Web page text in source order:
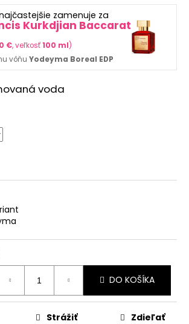
zamenuje za
Kurkdjian Baccarat
€, veľkosť100 ml)
vôňu Yodeyma Boreal EDP
voda
DO KOŠÍKA
Strážiť Zdieľať